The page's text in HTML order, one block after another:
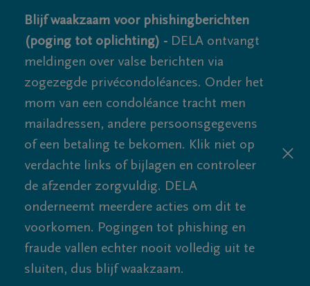
Blijf waakzaam voor phishingberichten
(poging tot oplichting) - DELA ontvangt
meldingen over valse berichten via
zogezegde privécondoléances. Onder het
mom van een condoléance tracht men
mailadressen, andere persoonsgegevens
of een betaling te bekomen. Klik niet op
verdachte links of bijlagen en controleer
de afzender zorgvuldig. DELA
onderneemt meerdere acties om dit te
voorkomen. Pogingen tot phishing en
fraude vallen echter nooit volledig uit te
sluiten, dus blijf waakzaam.